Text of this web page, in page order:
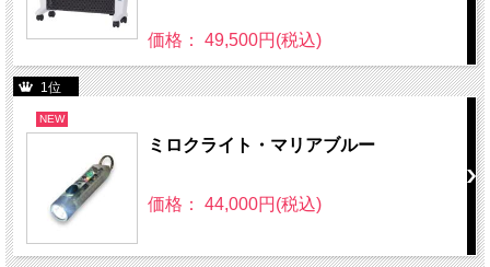
価格： 49,500円(税込)
1位
NEW
ミロクライト・マリアブルー
価格： 44,000円(税込)